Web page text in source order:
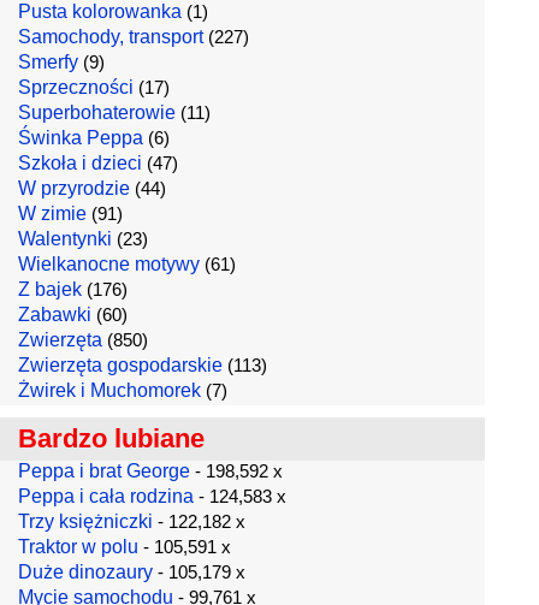
Pusta kolorowanka (1)
Samochody, transport(227)
Smerfy (9)
Sprzeczności (17)
Superbohaterowie (11)
Świnka Peppa (6)
Szkoła i dzieci (47)
W przyrodzie (44)
W zimie (91)
Walentynki (23)
Wielkanocne motywy (61)
Z bajek (176)
Zabawki (60)
Zwierzęta (850)
Zwierzęta gospodarskie (113)
Żwirek i Muchomorek (7)
Bardzo lubiane
Peppa i brat George - 198,592 x
Peppa i cała rodzina - 124,583 x
Trzy księżniczki - 122,182 x
Traktor w polu - 105,591 x
Duże dinozaury - 105,179 x
Mycie samochodu - 99,761 x